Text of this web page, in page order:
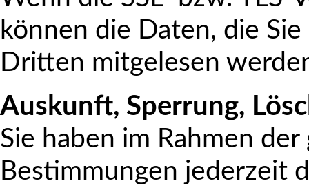
können die Daten, die
Dritten mitgelesen
Auskunft, Sperrung,
Sie haben im Rahmen
Bestimmungen jederzeit